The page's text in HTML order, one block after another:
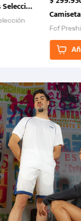
Colombia FCF
Fcf